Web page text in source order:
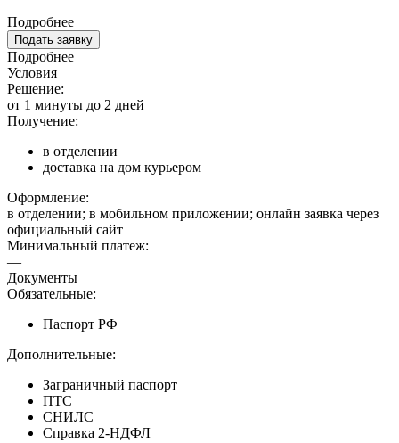
Подробнее
Подать заявку
Подробнее
Условия
Решение:
от 1 минуты до 2 дней
Получение:
в отделении
доставка на дом курьером
Оформление:
в отделении; в мобильном приложении; онлайн заявка через
официальный сайт
Минимальный платеж:
—
Документы
Обязательные:
Паспорт РФ
Дополнительные:
Заграничный паспорт
ПТС
СНИЛС
Справка 2-НДФЛ